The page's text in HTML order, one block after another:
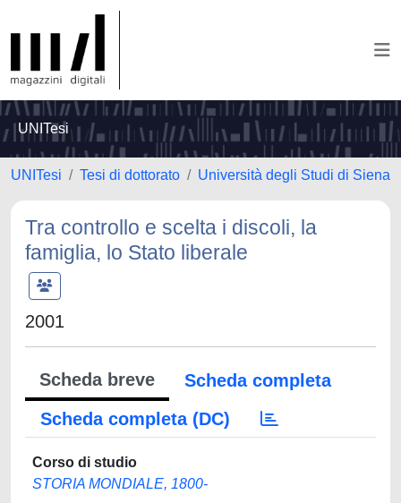
UNITesi
UNITesi Tesi di dottorato Università degli Studi di Siena
Tra controllo e scelta i discoli, la
famiglia, lo Stato liberale
2001
Scheda breve
Scheda completa
Scheda completa (DC)
Corso di studio
STORIA MONDIALE, 1800-